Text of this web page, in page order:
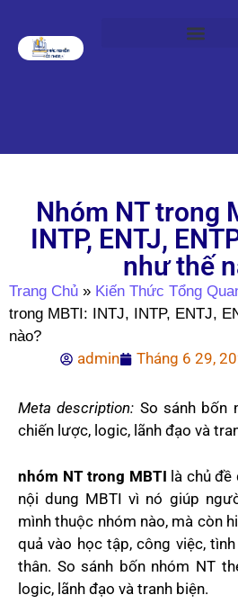
Nhóm NT trong
INTP, ENTJ,
như thế
Trang Chủ » Kiến Thức Tổng
trong MBTI: INTJ, INTP, ENTJ,
nào?
admin Tháng 6 29,
Meta description: So sánh bốn
chiến lược, logic, lãnh đạo và
nhóm NT trong MBTI là chủ đề
nội dung MBTI vì nó giúp
mình thuộc nhóm nào, mà còn
quả vào học tập, công việc,
thân. So sánh bốn nhóm NT
logic, lãnh đạo và tranh biện.